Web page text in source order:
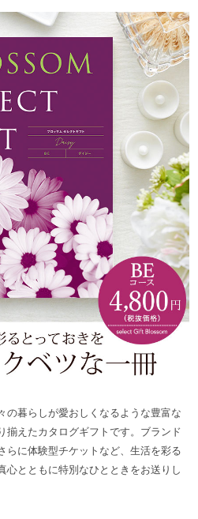
の暮らしが愛おしくなるような豊富な
揃えたカタログギフトです。ブランド
らに体験型チケットなど、生活を彩る
心とともに特別なひとときをお送りし